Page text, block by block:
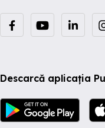
Descarcă aplicația